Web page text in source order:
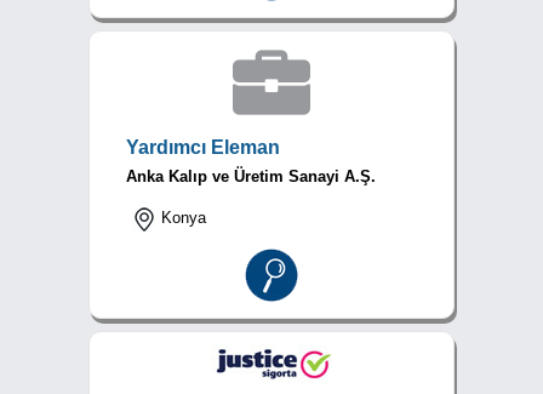
Yardımcı Eleman
Anka Kalıp ve Üretim Sanayi A.Ş.
Konya